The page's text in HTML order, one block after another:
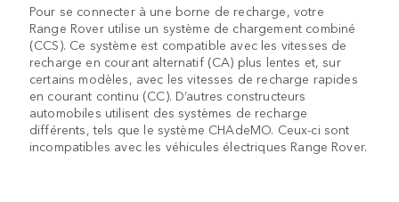
Pour se connecter à une borne de recharge, votre
Range Rover utilise un système de chargement combiné
(CCS). Ce système est compatible avec les vitesses de
recharge en courant alternatif (CA) plus lentes et, sur
certains modèles, avec les vitesses de recharge rapides
en courant continu (CC). D’autres constructeurs
automobiles utilisent des systèmes de recharge
différents, tels que le système CHAdeMO. Ceux-ci sont
incompatibles avec les véhicules électriques Range Rover.